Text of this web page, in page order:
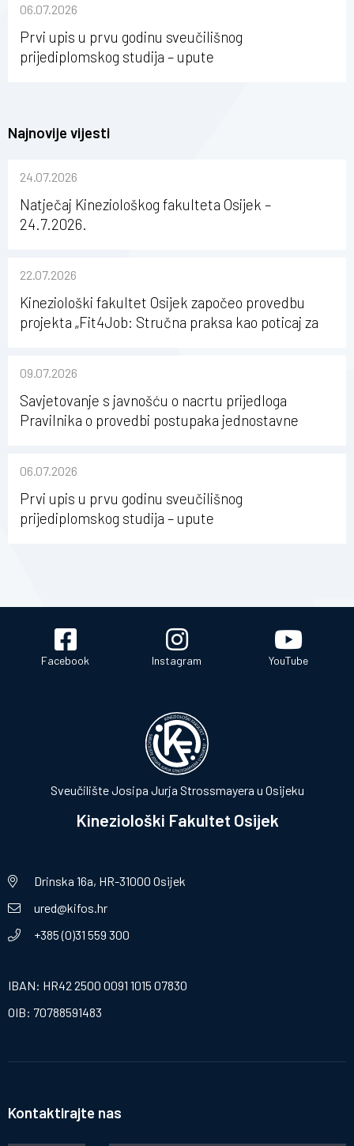
Osijeku
06.07.2026
Prvi upis u prvu godinu sveučilišnog
prijediplomskog studija – upute
Najnovije vijesti
24.07.2026
Natječaj Kineziološkog fakulteta Osijek –
24.7.2026.
22.07.2026
Kineziološki fakultet Osijek započeo provedbu
projekta „Fit4Job: Stručna praksa kao poticaj za
09.07.2026
Savjetovanje s javnošću o nacrtu prijedloga
Pravilnika o provedbi postupaka jednostavne
Osijeku
06.07.2026
Prvi upis u prvu godinu sveučilišnog
prijediplomskog studija – upute
Facebook Instagram YouTube
Sveučilište Josipa Jurja Strossmayera u Osijeku
Kineziološki Fakultet Osijek
Drinska 16a, HR-31000 Osijek
ured@kifos.hr
+385 (0)31 559 300
IBAN: HR42 2500 0091 1015 07830
OIB: 70788591483
Kontaktirajte nas